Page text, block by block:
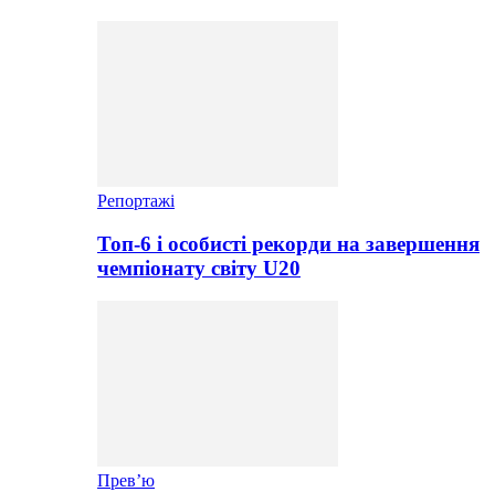
Репортажі
Топ-6 і особисті рекорди на завершення
чемпіонату світу U20
Прев’ю